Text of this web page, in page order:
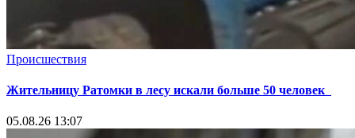
Происшествия
Жительницу Ратомки в лесу искали больше 50 человек
05.08.26 13:07